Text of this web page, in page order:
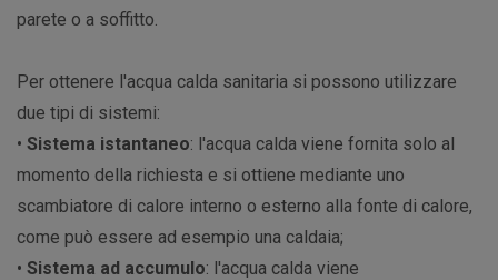
parete o a soffitto.
Per ottenere l'acqua calda sanitaria si possono utilizzare
due tipi di sistemi:
•Sistema istantaneo: l'acqua calda viene fornita solo al
momento della richiesta e si ottiene mediante uno
scambiatore di calore interno o esterno alla fonte di calore,
come può essere ad esempio una caldaia;
•Sistema ad accumulo: l'acqua calda viene